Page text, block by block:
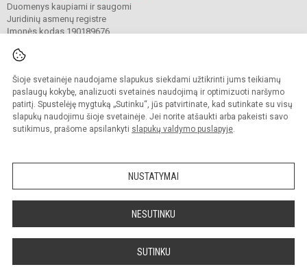
Šioje svetainėje naudojame slapukus siekdami užtikrinti jums teikiamų
paslaugų kokybę, analizuoti svetainės naudojimą ir optimizuoti naršymo
patirtį. Spustelėję mygtuką „Sutinku“, jūs patvirtinate, kad sutinkate su visų
slapukų naudojimu šioje svetainėje. Jei norite atšaukti arba pakeisti savo
sutikimus, prašome apsilankyti slapukų valdymo puslapyje.
NUSTATYMAI
NESUTINKU
SUTINKU
Duomenys kaupiami ir saugomi
Juridinių asmenų registre
Įmonės kodas 190189676
© 2023 Prienų "Žiburio" gimnazija. Visos teisės saugomos.
Kopijuoti turinį be raštiško gimnazijos sutikimo griežtai draudžiama.
Versija neįgaliesiems Slapukų politika
Sumanus būdas atnaujinti